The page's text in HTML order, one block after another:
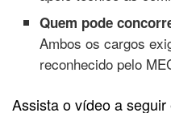
Quem pode
Ambos os cargos
reconhecido pelo
Assista o vídeo a